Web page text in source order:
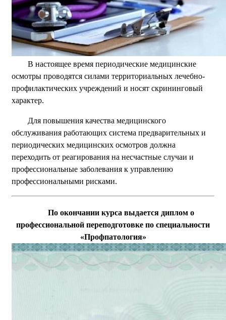
В настоящее время периодические медицинские
осмотры проводятся силами территориальных лечебно-
профилактических учреждений и носят скрининговый
характер.
Для повышения качества медицинского
обслуживания работающих система предварительных и
периодических медицинских осмотров должна
переходить от реагирования на несчастные случаи и
профессиональные заболевания к управлению
профессиональными рисками.
По окончании курса выдается диплом о
профессиональной переподготовке по специальности
«Профпатология»